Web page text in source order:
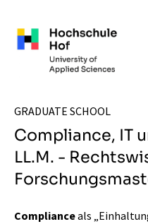
GRADUATE SCHOOL
Compliance, IT
LL.M. -
Complianceals